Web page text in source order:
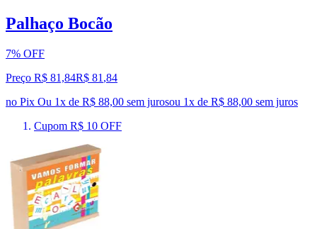
Palhaço Bocão
7% OFF
Preço R$ 81,84R$ 81 ,84
no Pix Ou 1x de R$ 88,00 sem jurosou 1x de R$ 88,00 sem juros
Cupom R$ 10 OFF